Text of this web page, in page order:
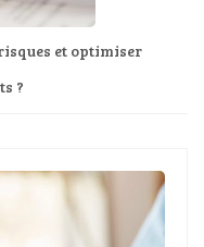
et optimiser
?